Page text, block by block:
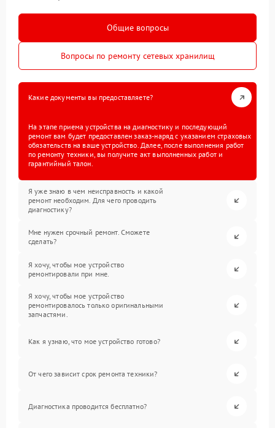
Общие вопросы
Вопросы по ремонту сетевых хранилищ
Какие документы вы предоставляете?
На этапе приема устройства на диагностику и последующий
ремонт вам будет предоставлен заказ-наряд с указанием страховых
обязательств на ваше устройство. Далее, после выполнения работ
по ремонту техники, вы получите акт выполненных работ и
гарантийный талон.
Я уже знаю в чем неисправность и какой
ремонт необходим. Для чего проводить
диагностику?
Мне нужен срочный ремонт. Сможете
сделать?
Я хочу, чтобы мое устройство
ремонтировали при мне.
Я хочу, чтобы мое устройство
ремонтировалось только оригинальными
запчастями.
Как я узнаю, что мое устройство готово?
От чего зависит срок ремонта техники?
Диагностика проводится бесплатно?